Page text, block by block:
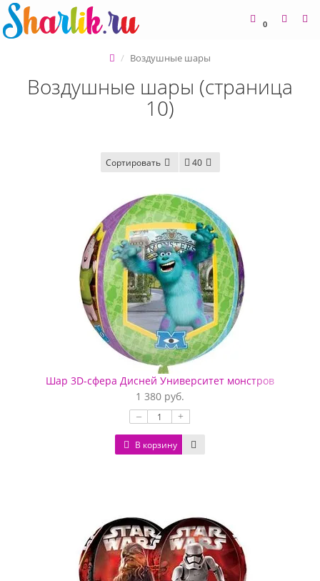
0
Воздушные шары
Воздушные шары (страница
10)
Сортировать 40
Шар 3D-сфера Дисней Университет монстров
1 380 руб.
– +
В корзину